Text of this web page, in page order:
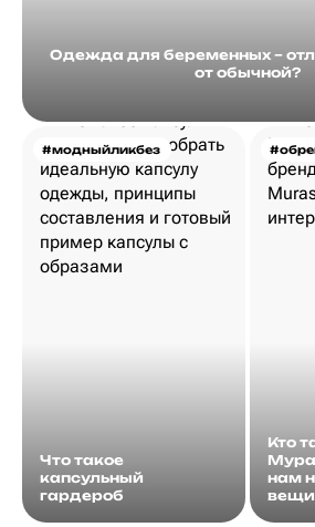
Одежда для беременных –
от обычной?
#модныйликбез
Что такое
капсульный
гардероб
Кто
нам
вещи